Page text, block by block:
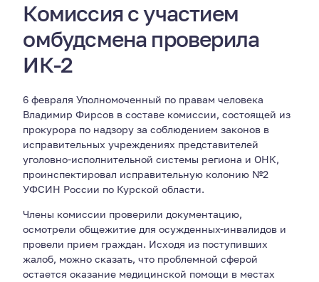
Комиссия с участием
омбудсмена проверила
ИК-2
6 февраля Уполномоченный по правам человека
Владимир Фирсов в составе комиссии, состоящей из
прокурора по надзору за соблюдением законов в
исправительных учреждениях представителей
уголовно-исполнительной системы региона и ОНК,
проинспектировал исправительную колонию №2
УФСИН России по Курской области.
Члены комиссии проверили документацию,
осмотрели общежитие для осужденных-инвалидов и
провели прием граждан. Исходя из поступивших
жалоб, можно сказать, что проблемной сферой
остается оказание медицинской помощи в местах